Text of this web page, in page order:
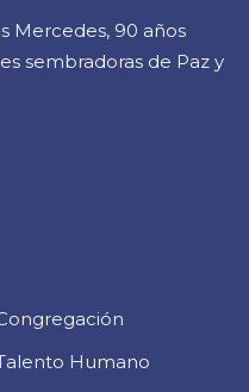
Mercedes, 90 años
sembradoras de Paz y
Humano